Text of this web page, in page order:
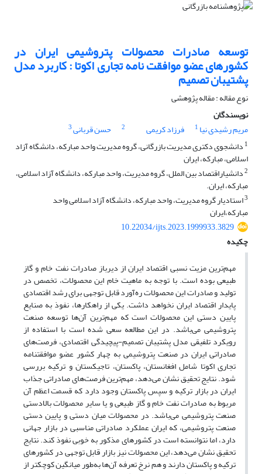
توسعه صادرات محصولات پتروشیمی ایران در
کشورهای عضو موافقت نامه تجاری اکوتا : کاربرد مدل
پشتیبان تصمیم
نوع مقاله : مقاله پژوهشی
نویسندگان
مریم رشیدی نیا 1 فرزاد کریمی 2 حسن قربانی3
1 دانشجوی دکتری مدیریت بازرگانی، گروه مدیریت واحد مبارکه، دانشگاه آزاد
اسلامی، مبارکه، ایران
2دانشیاراقتصاد بین الملل، گروه مدیریت، واحد مبارکه، دانشگاه آزاد اسلامی،
مبارکه، ایران.
3استادیار گروه مدیریت، واحد مبارکه، دانشگاه آزاد اسلامی واحد
مبارکه،ایران
10.22034/ijts.2023.1999933.3829
چکیده
مهم‌ترین مزیت نسبی اقتصاد ایران از دیرباز صادرات نفت خام و گاز
طبیعی بوده است. با توجه به ماهیت خام این محصولات، تخصص در
تولید و صادرات این محصولات ره‌آورد قابل توجهی برای رشد اقتصادی
پایدار اقتصاد ایران نخواهد داشت. یکی از راهکارها، نفوذ به صنایع
پایین دستی این محصولات است که مهم‌ترین آن‌ها توسعه صنعت
پتروشیمی می‌باشد. در این مطالعه سعی شده است با استفاده از
رویکرد تلفیقی مدل پشتیبان تصمیم-پیچیدگی اقتصادی، فرصت‌های
صادراتی ایران در صنعت پتروشیمی به چهار کشور عضو موافقتنامه
تجاری اکوتا شامل افغانستان، پاکستان، تاجیکستان و ترکیه بررسی
شود. نتایج تحقیق نشان می‌دهد، مهم‌ترین فرصت‌های صادراتی جذاب
ایران در بازار ترکیه و سپس پاکستان وجود دارد که قسمت اعظم آن
مربوط به صادرات نفت خام و گاز طبیعی و یا سایر محصولات بالادستی
صنعت پتروشیمی می‌باشد. در محصولات میان دستی و پایین دستی
صنعت پتروشیمی، که ایران عملکرد صادراتی مناسبی در بازار جهانی
دارد، اما نتوانسته است در کشورهای مذکور به خوبی نفوذ کند. نتایج
تحقیق نشان می‌دهد، این محصولات نیز بازار قابل توجهی در کشورهای
ترکیه و پاکستان دارند و هم نرخ تعرفه آن‌ها به‌طور میانگین کوچکتر از